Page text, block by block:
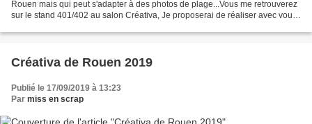
Rouen mais qui peut s'adapter à des photos de plage...Vous me retrouverez
sur le stand 401/402 au salon Créativa, Je proposerai de réaliser avec vous
Créativa de Rouen 2019
Publié le 17/09/2019 à 13:23
Par miss en scrap